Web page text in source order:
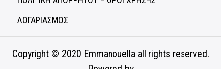
ΛΟΓΑΡΙΑΣΜΟΣ
Copyright © 2020 Emmanouellaall rights reserved.